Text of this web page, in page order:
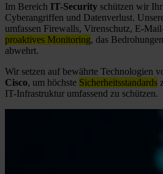
Im Bereich IT-Security schützen wir
Cyberangriffen und Datenverlust.
umfassen Firewalls, Virenschutz, E-
proaktives Monitoring, das
abwehrt.
Wir setzen auf bewährte Technologien
Cisco, um höchste Sicherheitsstandards
IT-Infrastruktur umfassend zu schützen.